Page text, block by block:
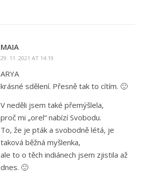
MAIA
29. 11. 2021 AT 14:19
ARYA
krásné sdělení. Přesně tak to cítím. 🙂
V neděli jsem také přemýšlela,
proč mi „orel“ nabízí Svobodu.
To, že je pták a svobodně létá, je
taková běžná myšlenka,
ale to o těch indiánech jsem zjistila až
dnes. 🙂